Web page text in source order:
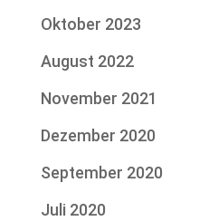
Oktober 2023
August 2022
November 2021
Dezember 2020
September 2020
Juli 2020